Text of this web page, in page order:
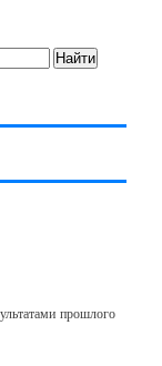
прошлого